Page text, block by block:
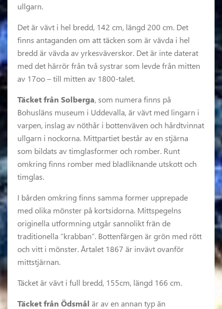
ullgarn.
Det är vävt i hel bredd, 142 cm, längd 200 cm. Det
finns antaganden om att täcken som är vävda i hel
bredd är vävda av yrkesväverskor. Det är inte daterat
med det härrör från två systrar som levde från mitten
av 17oo – till mitten av 1800-talet.
Täcket från Solberga, som numera finns på
Bohusläns museum i Uddevalla, är vävt med lingarn i
varpen, inslag av nöthår i bottenväven och hårdtvinnat
ullgarn i nockorna. Mittpartiet består av en stjärna
som bildats av timglasformer och romber. Runt
omkring finns romber med bladliknande utskott och
timglas.
I bården omkring finns samma former upprepade
med olika mönster på kortsidorna. Mittspegelns
originella utformning utgår sannolikt frän de
traditionella ”krabban”. Bottenfärgen är grön med rött
och vitt i mönster. Årtalet 1867 är invävt ovanför
mittstjärnan.
Täcket är vävt i full bredd, 155cm, längd 166 cm.
Täcket från Ödsmål är av en annan typ än